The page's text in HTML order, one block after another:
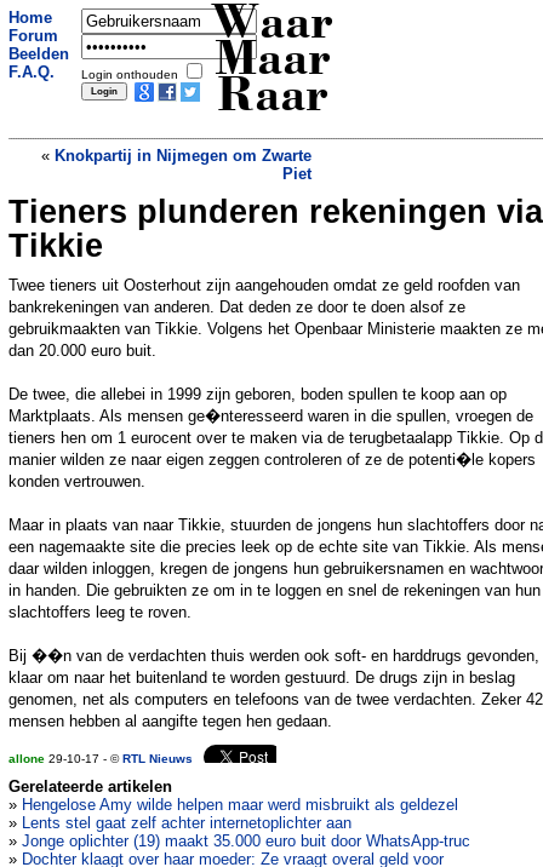
Home
Forum
Beelden
F.A.Q.
Login onthouden
Waar
Maar
Raar
« Knokpartij in Nijmegen om Zwarte
Piet
Gratis stroom in Duitsland door harde
wind»
Tieners plunderen rekeningen via
Tikkie
Twee tieners uit Oosterhout zijn aangehouden omdat ze geld roofden van
bankrekeningen van anderen. Dat deden ze door te doen alsof ze
gebruikmaakten van Tikkie. Volgens het Openbaar Ministerie maakten ze
dan 20.000 euro buit.
De twee, die allebei in 1999 zijn geboren, boden spullen te koop aan op
Marktplaats. Als mensen ge�nteresseerd waren in die spullen, vroegen de
tieners hen om 1 eurocent over te maken via de terugbetaalapp Tikkie. Op
manier wilden ze naar eigen zeggen controleren of ze de potenti�le kopers
konden vertrouwen.
Maar in plaats van naar Tikkie, stuurden de jongens hun slachtoffers door
een nagemaakte site die precies leek op de echte site van Tikkie. Als
daar wilden inloggen, kregen de jongens hun gebruikersnamen en
in handen. Die gebruikten ze om in te loggen en snel de rekeningen van hun
slachtoffers leeg te roven.
Bij ��n van de verdachten thuis werden ook soft- en harddrugs gevonden,
klaar om naar het buitenland te worden gestuurd. De drugs zijn in beslag
genomen, net als computers en telefoons van de twee verdachten. Zeker 42
mensen hebben al aangifte tegen hen gedaan.
allone 29-10-17 - ©RTL Nieuws
Gerelateerde artikelen
» Hengelose Amy wilde helpen maar werd misbruikt als geldezel
» Lents stel gaat zelf achter internetoplichter aan
» Jonge oplichter (19) maakt 35.000 euro buit door WhatsApp-truc
» Dochter klaagt over haar moeder: Ze vraagt overal geld voor